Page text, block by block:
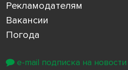
Рекламодателям
Вакансии
Погода
e-mail подписка на новости